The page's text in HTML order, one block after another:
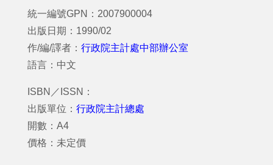
統一編號GPN：2007900004
出版日期：1990/02
作/編/譯者： 行政院主計處中部辦公室
語言：中文
ISBN／ISSN：
出版單位： 行政院主計總處
開數：A4
價格：未定價